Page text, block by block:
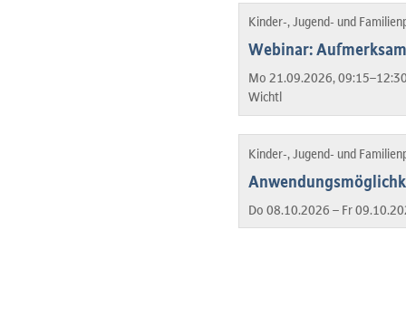
Kinder-, Jugend- und
Webinar:
Mo 21.09.2026,
Wichtl
Kinder-, Jugend- und
Do 08.10.2026 – Fr